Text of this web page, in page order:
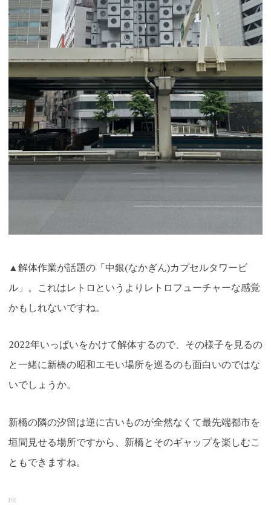
▲解体作業が話題の「中銀(なかぎん)カプセルタワービ
ル」 。これはレトロというよりレトロフューチャーな感覚
かもしれないですね。
2022年いっぱいをかけて解体するので、その様子を見るの
と一緒に新橋の昭和エモい場所を巡るのも面白いのではな
いでしょうか。
新橋の隣の汐留は逆に古いものが全然なくて最先端都市を
垣間見せる場所ですから、新橋とそのギャップを楽しむこ
ともできますね。
PR